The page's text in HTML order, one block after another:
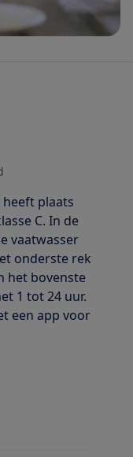
heeft plaats
C. In de
vaatwasser
onderste rek
het bovenste
1 tot 24 uur.
een app voor